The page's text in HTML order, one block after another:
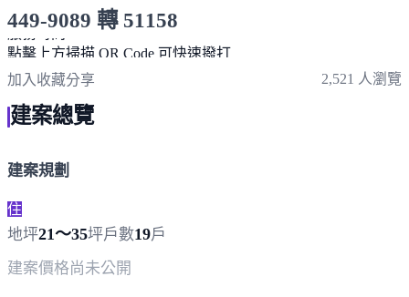
449-9089 轉 51158
服務時間 10:00～19:00
加入收藏分享 2,521 人瀏覽
建案總覽
建案規劃
住
地坪21～35坪戶數19戶
建案價格尚未公開